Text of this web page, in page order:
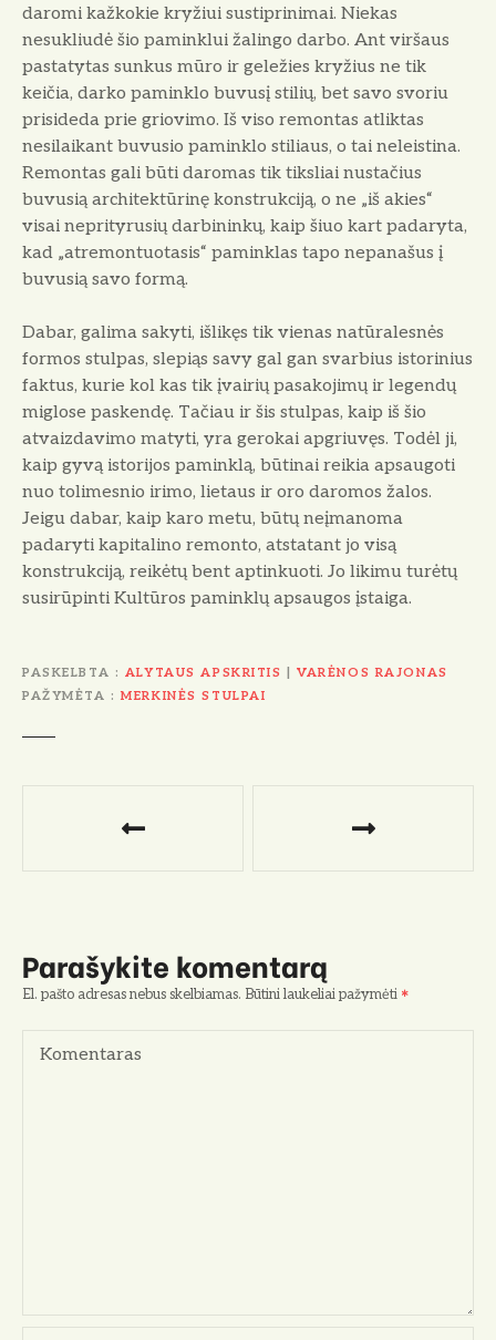
daromi kažkokie kryžiui sustiprinimai. Niekas
nesukliudė šio pamink­lui žalingo darbo. Ant viršaus
pastatytas sunkus mūro ir geležies kryžius ne tik
keičia, darko pa­minklo buvusį stilių, bet savo svo­riu
prisideda prie griovimo. Iš viso remontas atliktas
nesilaikant buvu­sio paminklo stiliaus, o tai neleisti­na.
Remontas gali būti daromas tik tiksliai nustačius
buvusią architektūrinę konstrukciją, o ne „iš akies“
visai neprityrusių darbininkų, kaip šiuo kart padaryta,
kad „atremontuotasis“ paminklas tapo nepanašus į
buvusią savo formą.
Dabar, galima sakyti, išlikęs tik vienas natūralesnės
formos stulpas, slepiąs savy gal gan svarbius istori­nius
faktus, kurie kol kas tik įvai­rių pasakojimų ir legendų
miglose paskendę. Tačiau ir šis stulpas, kaip iš šio
atvaizdavimo matyti, yra ge­rokai apgriuvęs. Todėl ji,
kaip gyvą istorijos paminklą, būtinai reikia apsaugoti
nuo tolimesnio irimo, lie­taus ir oro daromos žalos.
Jeigu dabar, kaip karo metu, būtų neįmano­ma
padaryti kapitalino remonto, atstatant jo visą
konstrukciją, rei­kėtų bent aptinkuoti. Jo likimu tu­rėtų
susirūpinti Kultūros paminklų apsaugos įstaiga.
PASKELBTA ALYTAUS APSKRITIS |VARĖNOS RAJONAS
PAŽYMĖTA
MERKINĖS STULPAI
g
c
Parašykite komentarą
El. pašto adresas nebus skelbiamas. Būtini laukeliai pažymėti
Komentaras